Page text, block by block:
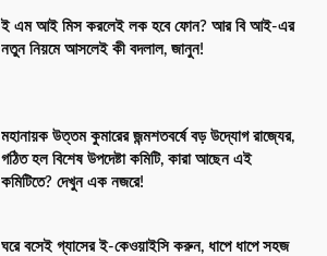
ই এম আই মিস করলেই লক হবে ফোন? আর বি আই-এর
নতুন নিয়মে আসলেই কী বদলাল, জানুন!
মহানায়ক উত্তম কুমারের জন্মশতবর্ষে বড় উদ্যোগ রাজ্যের,
গঠিত হল বিশেষ উপদেষ্টা কমিটি, কারা আছেন এই
কমিটিতে? দেখুন এক নজরে!
ঘরে বসেই গ্যাসের ই-কেওয়াইসি করুন, ধাপে ধাপে সহজ